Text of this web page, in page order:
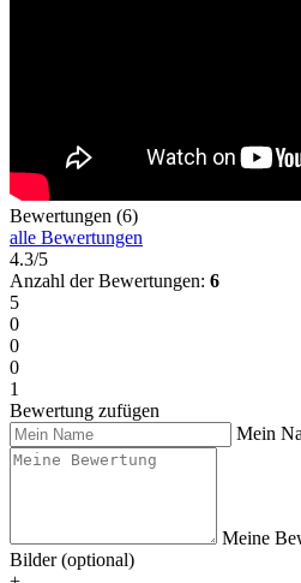
Bewertungen (6)
alle Bewertungen
4.3/5
Anzahl der Bewertungen: 6
5
0
0
0
1
Bewertung zufügen
Mein
Meine
Bilder (optional)